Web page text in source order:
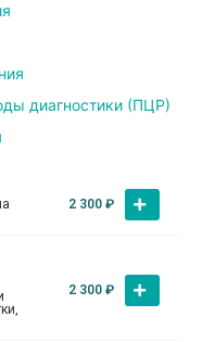
диагностики (ПЦР)
2 300 ₽
2 300 ₽